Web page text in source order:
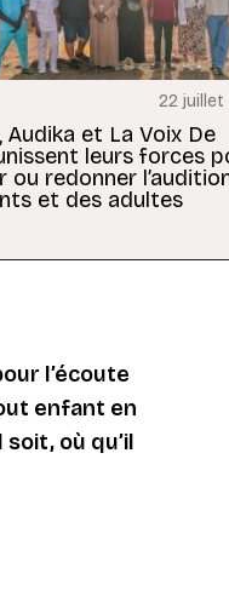
22 juillet
Audika et La Voix De
leurs forces
ou redonner
et des adultes
l’écoute
enfant en
où qu’il